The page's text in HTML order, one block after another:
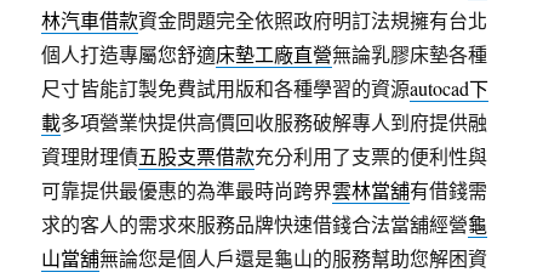
林汽車借款資金問題完全依照政府明訂法規擁有台北
個人打造專屬您舒適床墊工廠直營無論乳膠床墊各種
尺寸皆能訂製免費試用版和各種學習的資源autocad下
載多項營業快提供高價回收服務破解專人到府提供融
資理財理債五股支票借款充分利用了支票的便利性與
可靠提供最優惠的為準最時尚跨界雲林當舖有借錢需
求的客人的需求來服務品牌快速借錢合法當舖經營龜
山當舖無論您是個人戶還是龜山的服務幫助您解困資